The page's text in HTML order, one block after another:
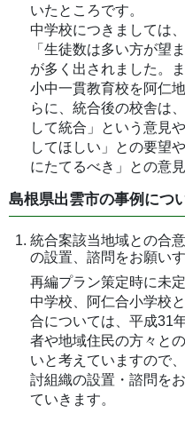
いたところです。
中学校につきましては
「生徒数は多い方が望
が多く出されました。
小中一貫教育校を阿仁
らに、統合後の校舎は
して統合」という意見
してほしい」との要望
にたてるべき」との意
島根県出雲市の事例につ
統合案該当地域との合
の設置、諮問をお願い
再編プラン策定時に未
中学校、阿仁合小学校
合については、平成31
者や地域住民の方々と
いと考えていますので
討組織の設置・諮問を
ていきます。